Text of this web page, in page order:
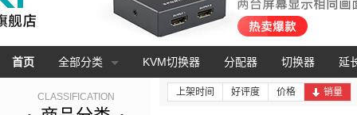
首页 全部分类 KVM切换器 分配器 切换器 延
CLASSIFICATION 上架时间 好评度 价格 销量